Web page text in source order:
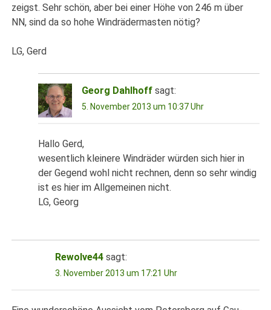
zeigst. Sehr schön, aber bei einer Höhe von 246 m über
NN, sind da so hohe Windrädermasten nötig?
LG, Gerd
Georg Dahlhoff sagt:
5. November 2013 um 10:37 Uhr
Hallo Gerd,
wesentlich kleinere Windräder würden sich hier in
der Gegend wohl nicht rechnen, denn so sehr windig
ist es hier im Allgemeinen nicht.
LG, Georg
Rewolve44 sagt:
3. November 2013 um 17:21 Uhr